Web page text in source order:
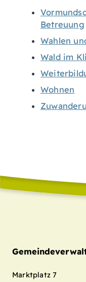
Betreuung
Wahlen
Wald im
Wohnen
Marktplatz 7